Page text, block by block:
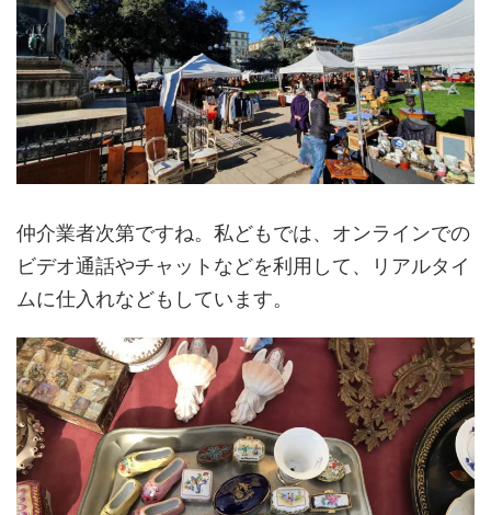
仲介業者次第ですね。私どもでは、オンラインでの
ビデオ通話やチャットなどを利用して、リアルタイ
ムに仕入れなどもしています。